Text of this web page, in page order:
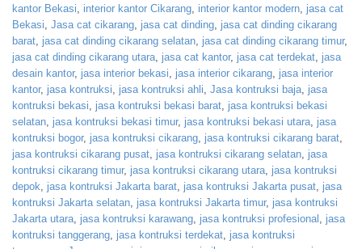
kantor Bekasi, interior kantor Cikarang, interior kantor modern, jasa cat
Bekasi, Jasa cat cikarang, jasa cat dinding, jasa cat dinding cikarang
barat, jasa cat dinding cikarang selatan, jasa cat dinding cikarang timur,
jasa cat dinding cikarang utara, jasa cat kantor, jasa cat terdekat, jasa
desain kantor, jasa interior bekasi, jasa interior cikarang, jasa interior
kantor, jasa kontruksi, jasa kontruksi ahli, Jasa kontruksi baja, jasa
kontruksi bekasi, jasa kontruksi bekasi barat, jasa kontruksi bekasi
selatan, jasa kontruksi bekasi timur, jasa kontruksi bekasi utara, jasa
kontruksi bogor, jasa kontruksi cikarang, jasa kontruksi cikarang barat,
jasa kontruksi cikarang pusat, jasa kontruksi cikarang selatan, jasa
kontruksi cikarang timur, jasa kontruksi cikarang utara, jasa kontruksi
depok, jasa kontruksi Jakarta barat, jasa kontruksi Jakarta pusat, jasa
kontruksi Jakarta selatan, jasa kontruksi Jakarta timur, jasa kontruksi
Jakarta utara, jasa kontruksi karawang, jasa kontruksi profesional , jasa
kontruksi tanggerang, jasa kontruksi terdekat, jasa kontruksi